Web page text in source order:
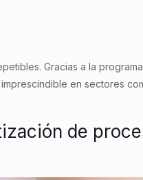
Gracias a la
en sectores
de